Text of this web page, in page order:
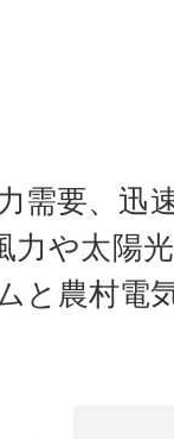
需要、迅
や太陽
と農村電